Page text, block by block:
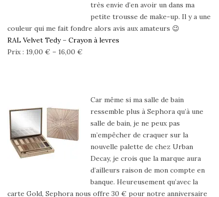
très envie d’en avoir un dans ma
petite trousse de make-up. Il y a une
couleur qui me fait fondre alors avis aux amateurs 😉
RAL Velvet Tedy– Crayon à levres
Prix : 19,00 € – 16,00 €
Car même si ma salle de bain
ressemble plus à Sephora qu’à une
salle de bain, je ne peux pas
m’empêcher de craquer sur la
nouvelle palette de chez Urban
Decay, je crois que la marque aura
d’ailleurs raison de mon compte en
banque. Heureusement qu’avec la
carte Gold, Sephora nous offre 30 € pour notre anniversaire